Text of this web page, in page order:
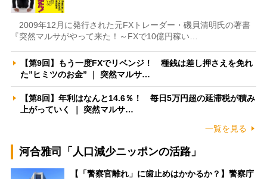
2009年12月に発行された元FXトレーダー・磯貝清明氏の著書
『突然マルサがやって来た！～FXで10億円稼い…
【第9回】もう一度FXでリベンジ！ 種銭は差し押さえを免れ
た”ヒミツのお金” ｜ 突然マルサ…
【第8回】年利はなんと14.6％！ 毎日5万円超の延滞税が積み
上がっていく ｜ 突然マルサ…
一覧を見る
河合雅司「人口減少ニッポンの活路」
【「警察官離れ」に歯止めはかかるか？】警察庁